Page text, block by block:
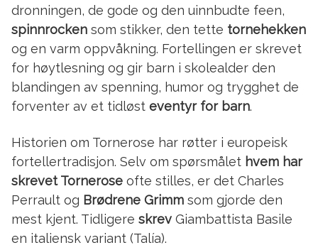
dronningen, de gode og den uinnbudte feen,
spinnrocken som stikker, den tette tornehekken
og en varm oppvåkning. Fortellingen er skrevet
for høytlesning og gir barn i skolealder den
blandingen av spenning, humor og trygghet de
forventer av et tidløst eventyr for barn.
Historien om Tornerose har røtter i europeisk
fortellertradisjon. Selv om spørsmålet hvem har
skrevet Tornerose ofte stilles, er det Charles
Perrault og Brødrene Grimm som gjorde den
mest kjent. Tidligere skrev Giambattista Basile
en italiensk variant (Talía).